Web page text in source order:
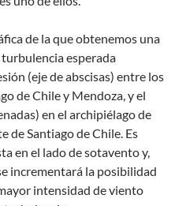
de la que obtenemos una
esperada
(eje de abscisas) entre los
de Chile y Mendoza, y el
en el archipiélago de
de Santiago de Chile. Es
en el lado de sotavento y,
incrementará la posibilidad
intensidad de viento